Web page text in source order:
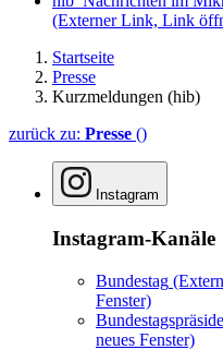
(Externer Link, Link
Startseite
Presse
Kurzmeldungen (hib)
zurück zu: Presse ()
Instagram
Instagram-Kanäle
Bundestag
Fenster)
neues Fenster)